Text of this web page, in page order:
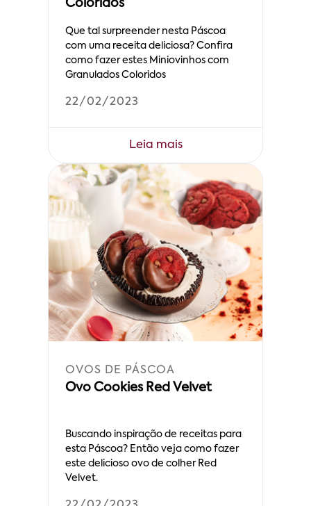
Coloridos
Que tal surpreender nesta Páscoa
com uma receita deliciosa? Confira
como fazer estes Miniovinhos com
Granulados Coloridos
22/02/2023
Leia mais
OVOS DE PÁSCOA
Ovo Cookies Red Velvet
Buscando inspiração de receitas para
esta Páscoa? Então veja como fazer
este delicioso ovo de colher Red
Velvet.